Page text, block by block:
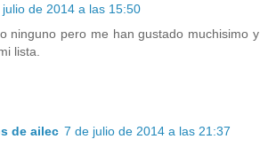
de 2014 a las 15:50
ninguno pero me han gustado muchisimo y
lista.
de ailec 7 de julio de 2014 a las 21:37